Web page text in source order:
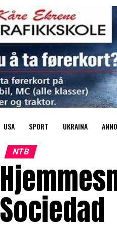
USA SPORT UKRAINA
NTB
Sociedad